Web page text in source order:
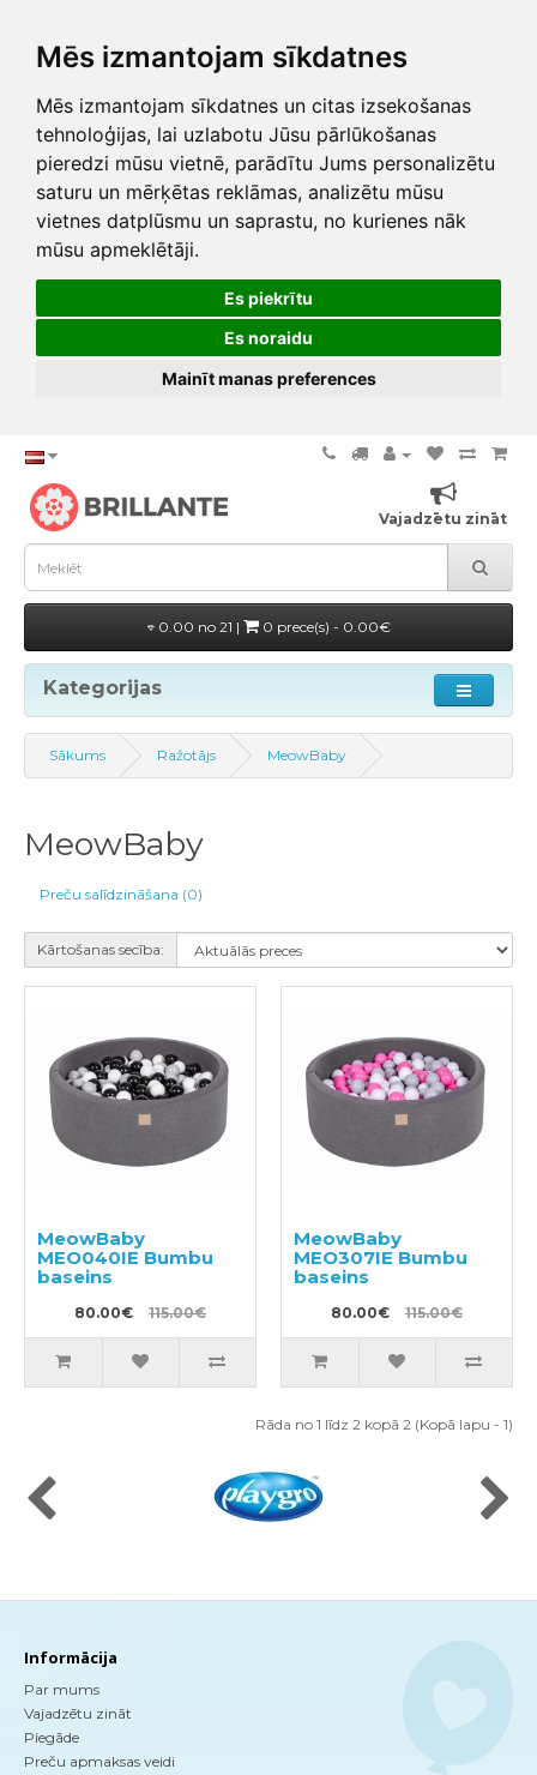
Mēs izmantojam sīkdatnes
Mēs izmantojam sīkdatnes un citas izsekošanas
tehnoloģijas, lai uzlabotu Jūsu pārlūkošanas
pieredzi mūsu vietnē, parādītu Jums personalizētu
saturu un mērķētas reklāmas, analizētu mūsu
vietnes datplūsmu un saprastu, no kurienes nāk
mūsu apmeklētāji.
Es piekrītu
Es noraidu
Mainīt manas preferences
Vajadzētu zināt
0.00 no 21 | 0 prece(s) - 0.00€
Kategorijas
Sākums Ražotājs MeowBaby
MeowBaby
Preču salīdzināšana (0)
Kārtošanas secība:
MeowBaby
MEO040IE Bumbu
baseins
80.00€ 115.00€
MeowBaby
MEO307IE Bumbu
baseins
80.00€ 115.00€
Rāda no 1 līdz 2 kopā 2 (Kopā lapu - 1)
Informācija
Par mums
Vajadzētu zināt
Piegāde
Preču apmaksas veidi